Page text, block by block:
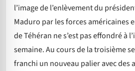
l’image de l’enlèvement du
Maduro par les forces américaines
de Téhéran ne s’est pas effondré à
semaine. Au cours de la troisième
franchi un nouveau palier avec des